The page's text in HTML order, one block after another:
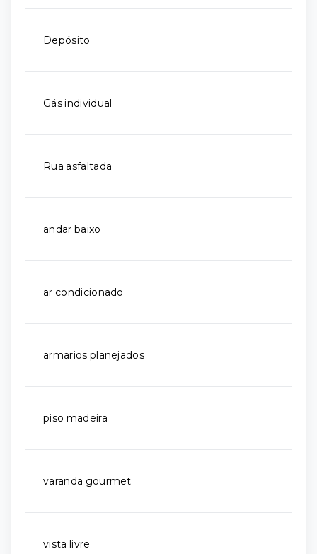
Depósito
Gás individual
Rua asfaltada
andar baixo
ar condicionado
armarios planejados
piso madeira
varanda gourmet
vista livre